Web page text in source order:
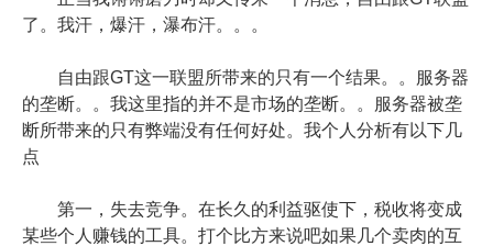
了。我汗，爆汗，瀑布汗。。。
自由跟GT这一联盟所带来的只有一个结果。。服务器
的垄断。。我这里指的并不是市场的垄断。。服务器被垄
断所带来的只有弊端没有任何好处。我个人分析有以下几
点
第一，失去竞争。在长久的利益驱使下，税收将变成
某些个人赚钱的工具。打个比方来说吧如果几个卖肉的互